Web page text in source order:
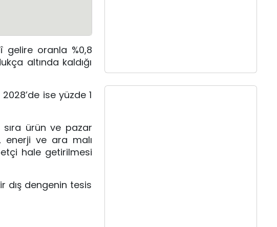
gelire oranla %0,8
altında kaldığı
ise yüzde 1
sıra ürün ve pazar
enerji ve ara malı
hale getirilmesi
dış dengenin tesis